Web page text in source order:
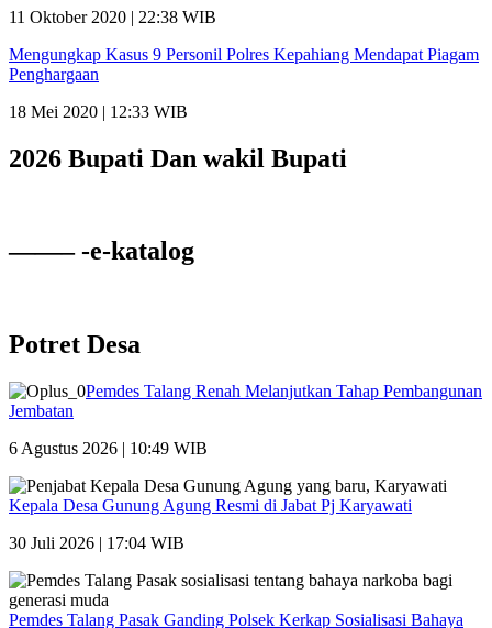
11 Oktober 2020 | 22:38 WIB
Mengungkap Kasus 9 Personil Polres Kepahiang Mendapat Piagam
Penghargaan
18 Mei 2020 | 12:33 WIB
2026 Bupati Dan wakil Bupati
——– -e-katalog
Potret Desa
Pemdes Talang Renah Melanjutkan Tahap Pembangunan
Jembatan
6 Agustus 2026 | 10:49 WIB
Kepala Desa Gunung Agung Resmi di Jabat Pj Karyawati
30 Juli 2026 | 17:04 WIB
Pemdes Talang Pasak Ganding Polsek Kerkap Sosialisasi Bahaya